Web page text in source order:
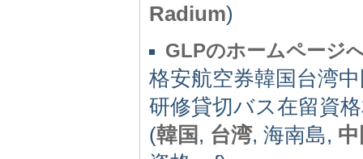
Radium)
GLPのホームページ
格安航空券韓国台湾
研修貸切バス在留資
(韓国 , 台湾, 海南島,